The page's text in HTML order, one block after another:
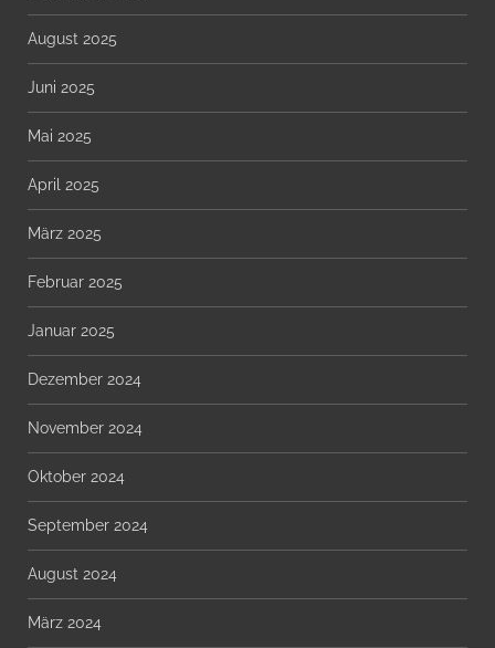
August 2025
Juni 2025
Mai 2025
April 2025
März 2025
Februar 2025
Januar 2025
Dezember 2024
November 2024
Oktober 2024
September 2024
August 2024
März 2024